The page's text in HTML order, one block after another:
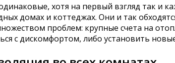
хотя на первый взгляд так и
домах и коттеджах. Они и так
проблем: крупные счета на
с дискомфортом, либо установить